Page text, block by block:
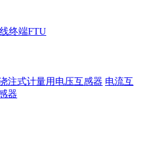
终端FTU
注式计量用电压互感器 电流互
器